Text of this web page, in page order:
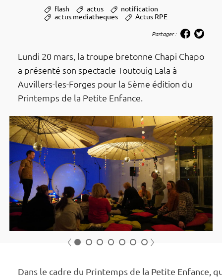
flash actus
notification
actus mediatheques
Actus RPE
Partager :
Lundi 20 mars, la troupe bretonne Chapi Chapo
a présenté son spec­­tacle Toutouig Lala à
Auvillers-les-Forges pour la 5ème édition du
Prin­­temps de la Petite Enfance.
1 2 3 4
Dans le cadre du Prin­­temps de la Petite Enfance,